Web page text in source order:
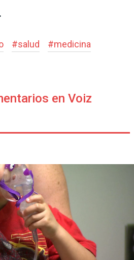
#salud #medicina
en Voiz